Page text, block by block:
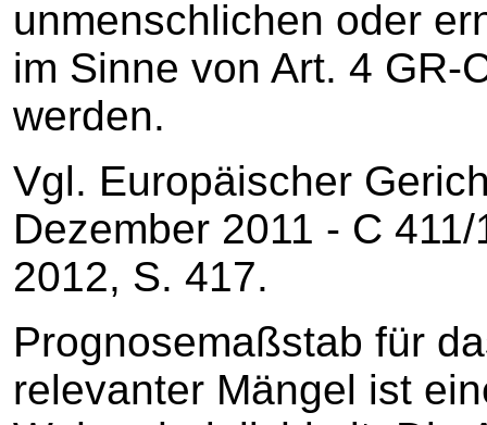
unmenschlichen oder
im Sinne von Art. 4 GR-
werden.
Vgl. Europäischer
Dezember 2011 - C
2012, S. 417.
Prognosemaßstab für
relevanter Mängel ist